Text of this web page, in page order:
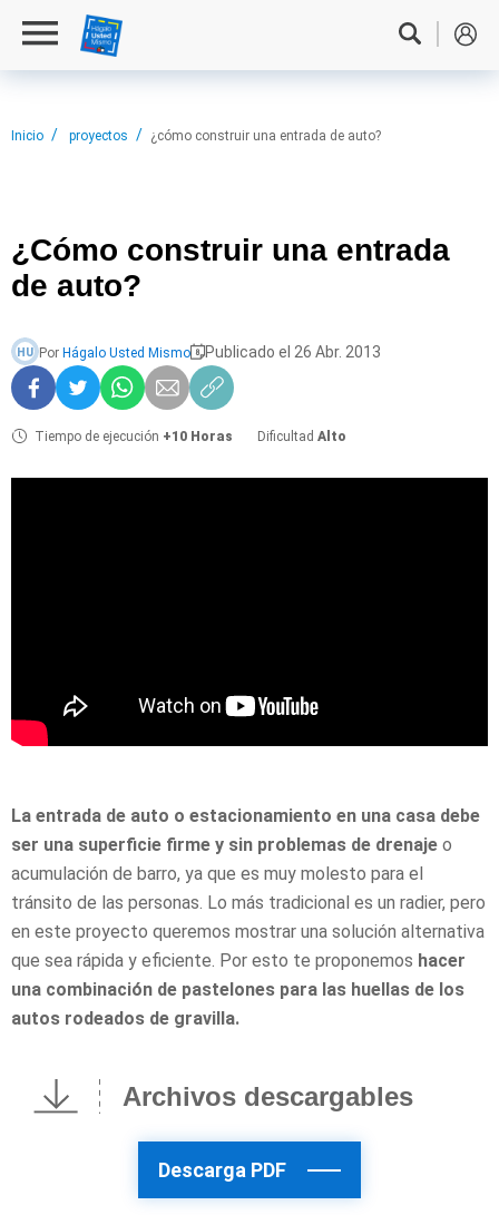
Inicio proyectos ¿cómo construir una entrada de auto?
¿Cómo construir una entrada
de auto?
HU Por Hágalo Usted Mismo Publicado el 26 Abr. 2013
Tiempo de ejecución +10 Horas Dificultad Alto
La entrada de auto o estacionamiento en una casa debe
ser una superficie firme y sin problemas de drenaje o
acumulación de barro, ya que es muy molesto para el
tránsito de las personas. Lo más tradicional es un radier, pero
en este proyecto queremos mostrar una solución alternativa
que sea rápida y eficiente. Por esto te proponemos hacer
una combinación de pastelones para las huellas de los
autos rodeados de gravilla.
Archivos descargables
Descarga PDF